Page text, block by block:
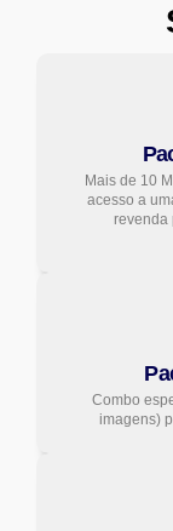
Mais de 10
acesso a
revenda
Combo
imagens)